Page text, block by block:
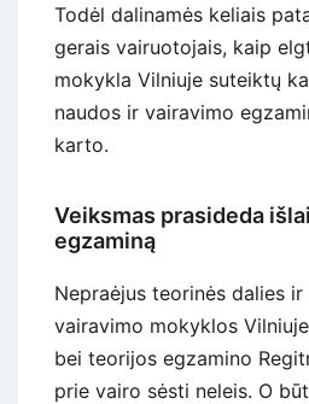
Todėl dalinamės keliais
gerais vairuotojais, kaip
mokykla Vilniuje suteiktų
naudos ir vairavimo
karto.
Veiksmas prasideda
egzaminą
Nepraėjus teorinės dalies ir
vairavimo mokyklos
bei teorijos egzamino
prie vairo sėsti neleis. O